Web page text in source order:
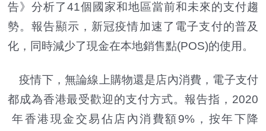
告》分析了41個國家和地區當前和未來的支付趨
勢。報告顯示，新冠疫情加速了電子支付的普及
化，同時減少了現金在本地銷售點(POS)的使用。
疫情下，無論線上購物還是店內消費，電子支付
都成為香港最受歡迎的支付方式。報告指，2020
年香港現金交易佔店內消費額9%，按年下降